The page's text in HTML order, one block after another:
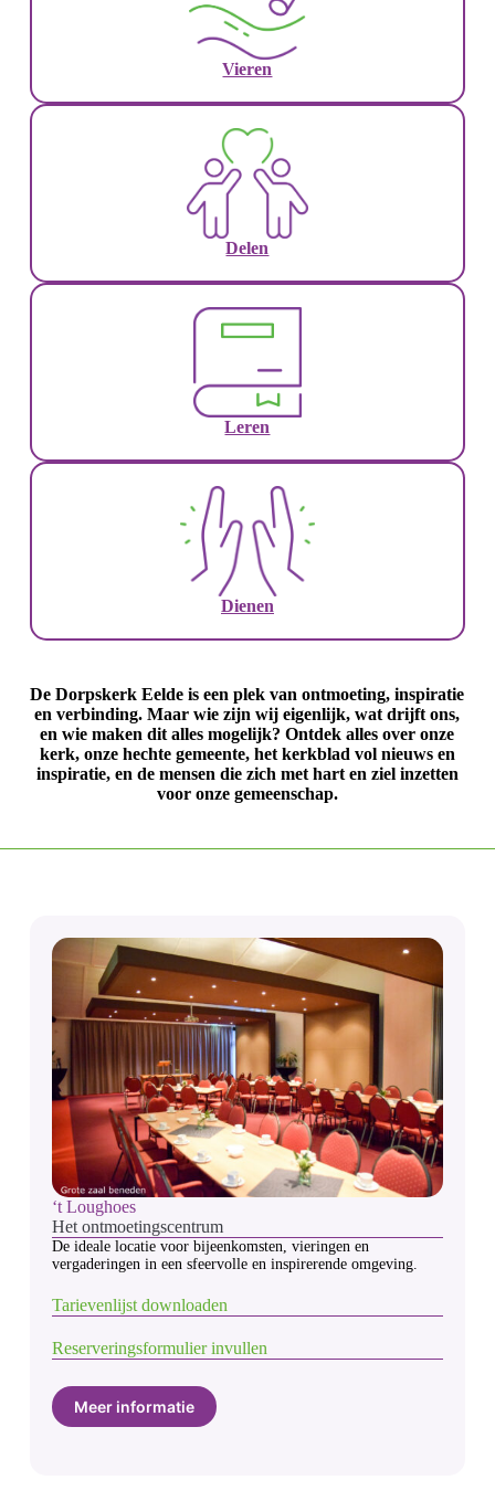
Vieren
Delen
Leren
Dienen
De Dorpskerk Eelde is een plek van ontmoeting, inspiratie
en verbinding. Maar wie zijn wij eigenlijk, wat drijft ons,
en wie maken dit alles mogelijk? Ontdek alles over onze
kerk, onze hechte gemeente, het kerkblad vol nieuws en
inspiratie, en de mensen die zich met hart en ziel inzetten
voor onze gemeenschap.
‘t Loughoes
Het ontmoetingscentrum
De ideale locatie voor bijeenkomsten, vieringen en
vergaderingen in een sfeervolle en inspirerende omgeving.
Tarievenlijst downloaden
Reserveringsformulier invullen
Meer informatie